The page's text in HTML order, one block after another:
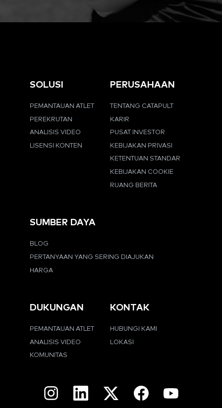
SOLUSI
PEMANTAUAN ATLET
PEREKRUTAN
ANALISIS VIDEO
LISENSI KONTEN
PERUSAHAAN
TENTANG CATAPULT
KARIR
PUSAT INVESTOR
KEBIJAKAN PRIVASI
KETENTUAN STANDAR
KEBIJAKAN COOKIE
RUANG BERITA
SUMBER DAYA
BLOG
PERTANYAAN YANG SERING DIAJUKAN
HARGA
DUKUNGAN
PEMANTAUAN ATLET
ANALISIS VIDEO
KOMUNITAS
KONTAK
HUBUNGI KAMI
LOKASI